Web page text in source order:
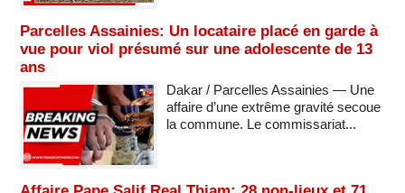
Parcelles Assainies: Un locataire placé en garde à
vue pour viol présumé sur une adolescente de 13
ans
Dakar / Parcelles Assainies — Une
affaire d’une extrême gravité secoue
la commune. Le commissariat...